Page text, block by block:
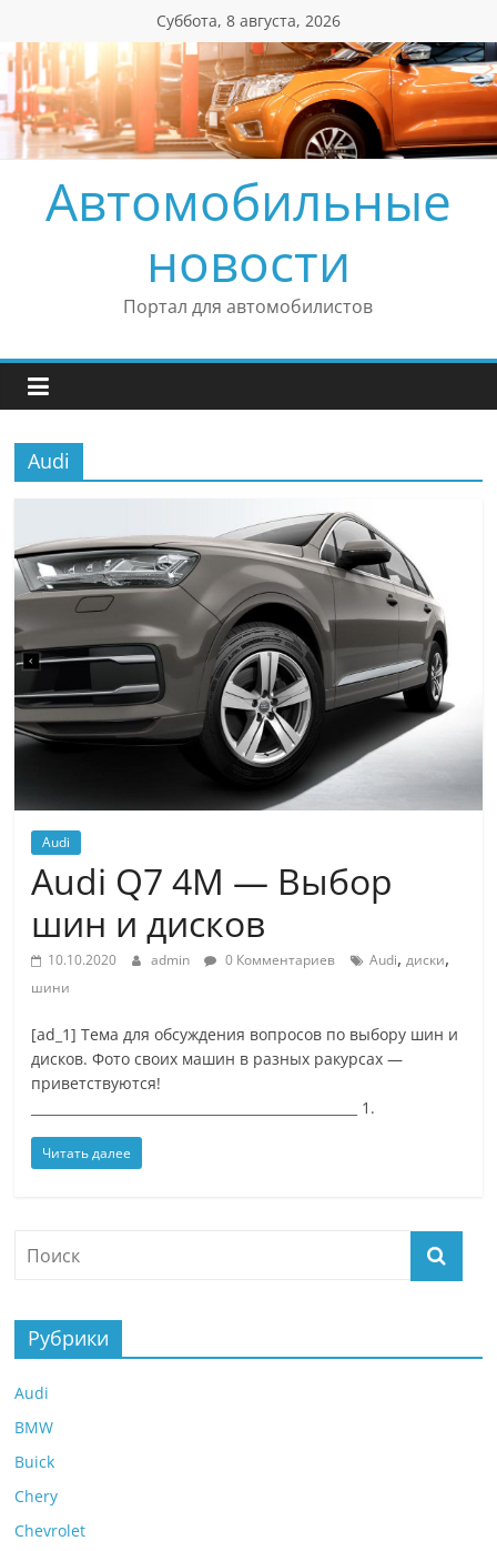
содержимому
Суббота, 8 августа, 2026
Автомобильные
новости
Портал для автомобилистов
Audi
Audi
Audi Q7 4M — Выбор
шин и дисков
10.10.2020 admin 0 Комментариев Audi,диски,
шини
[ad_1] Тема для обсуждения вопросов по выбору шин и
дисков. Фото своих машин в разных ракурсах —
приветствуются!
_________________________________________________ 1.
Читать далее
Рубрики
Audi
BMW
Buick
Chery
Chevrolet